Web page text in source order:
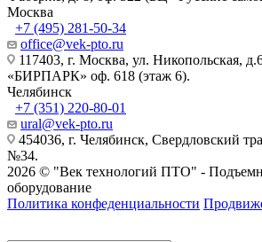
Москва
+7 (495) 281-50-34
office@vek-pto.ru
117403, г. Москва, ул. Никопольская,
«БИРПАРК» оф. 618 (этаж 6).
Челябинск
+7 (351) 220-80-01
ural@vek-pto.ru
454036, г. Челябинск, Свердловский
№34.
2026 © "Век технологий ПТО" -
оборудование
Политика конфеденциальности